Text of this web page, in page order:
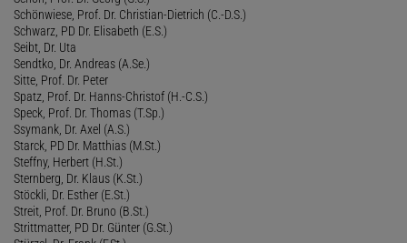
Schönwiese, Prof. Dr. Christian-Dietrich (C.-D.S.)
Schwarz, PD Dr. Elisabeth (E.S.)
Seibt, Dr. Uta
Sendtko, Dr. Andreas (A.Se.)
Sitte, Prof. Dr. Peter
Spatz, Prof. Dr. Hanns-Christof (H.-C.S.)
Speck, Prof. Dr. Thomas (T.Sp.)
Ssymank, Dr. Axel (A.S.)
Starck, PD Dr. Matthias (M.St.)
Steffny, Herbert (H.St.)
Sternberg, Dr. Klaus (K.St.)
Stöckli, Dr. Esther (E.St.)
Streit, Prof. Dr. Bruno (B.St.)
Strittmatter, PD Dr. Günter (G.St.)